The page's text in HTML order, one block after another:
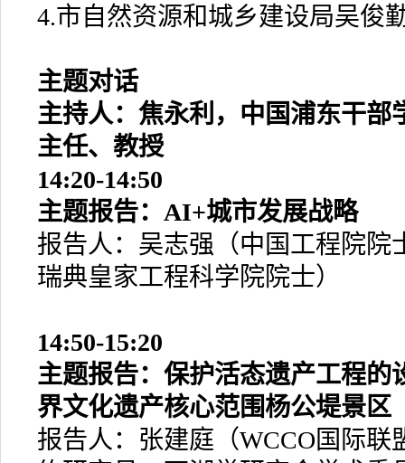
4.市自然资源和城乡建设局吴俊
主题对话
主持人：焦永利，中国浦东干部
主任、教授
14:20-14:50
主题报告：AI+城市发展战略
报告人：吴志强（中国工程院院
瑞典皇家工程科学院院士）
14:50-15:20
主题报告：保护活态遗产工程
界文化遗产核心范围杨公堤景区
报告人：张建庭（WCCO国际